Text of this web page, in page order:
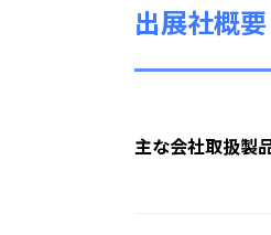
出展社概要
主な会社取扱製